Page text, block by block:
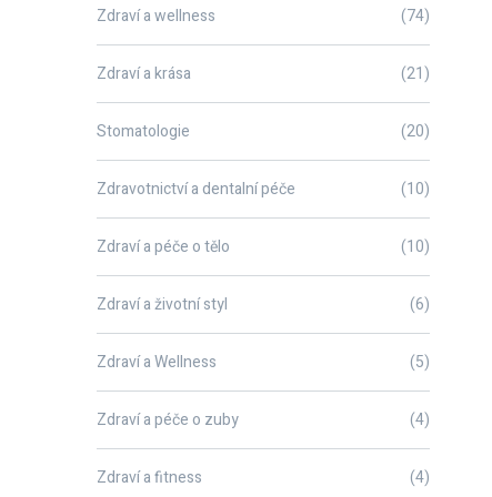
Zdraví a wellness (74)
Zdraví a krása (21)
Stomatologie (20)
Zdravotnictví a dentalní péče (10)
Zdraví a péče o tělo (10)
Zdraví a životní styl (6)
Zdraví a Wellness (5)
Zdraví a péče o zuby (4)
Zdraví a fitness (4)